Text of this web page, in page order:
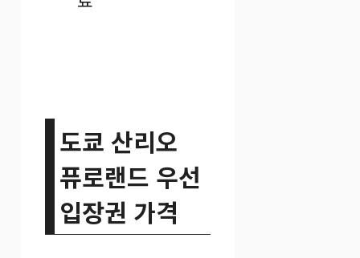
도쿄 산리오
퓨로랜드 우선
입장권 가격